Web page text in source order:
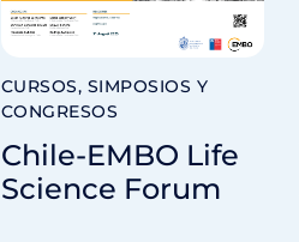
CURSOS, SIMPOSIOS Y
CONGRESOS
Chile-EMBO Life
Science Forum